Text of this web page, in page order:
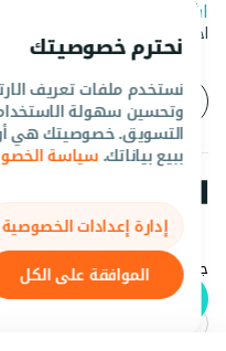
نحترم خصوصيتك
نستخدم ملفات تعريف
وتحسين سهولة
التسويق. خصوصيتك هي
ببيع بياناتك. سياسة
إدارة إعدادات الخصوصية
الموافقة على الكل
اشترك في نشرتنا الإخبارية
احصل على آخر العروض والأخبار من
جميع الحقوق محفوظه المروان 2026©.